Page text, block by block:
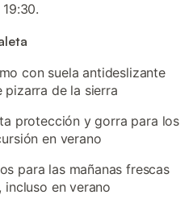
con suela antideslizante
pizarra de la sierra
protección y gorra para los
en verano
para las mañanas frescas
incluso en verano